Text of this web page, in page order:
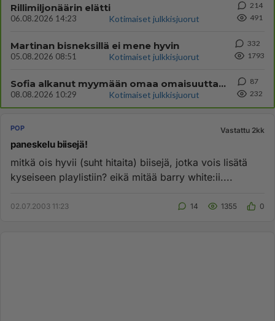
Rillimiljonäärin elätti
06.08.2026 14:23 Kotimaiset julkkisjuorut
214
491
Martinan bisneksillä ei mene hyvin
05.08.2026 08:51 Kotimaiset julkkisjuorut
332
1793
Sofia alkanut myymään omaa omaisuuttaan.
08.08.2026 10:29 Kotimaiset julkkisjuorut
87
232
POP Vastattu 2kk
paneskelu biisejä!
mitkä ois hyvii (suht hitaita) biisejä, jotka vois lisätä
kyseiseen playlistiin? eikä mitää barry white:ii....
02.07.2003 11:23 14 1355 0